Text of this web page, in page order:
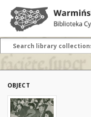
OBJECT